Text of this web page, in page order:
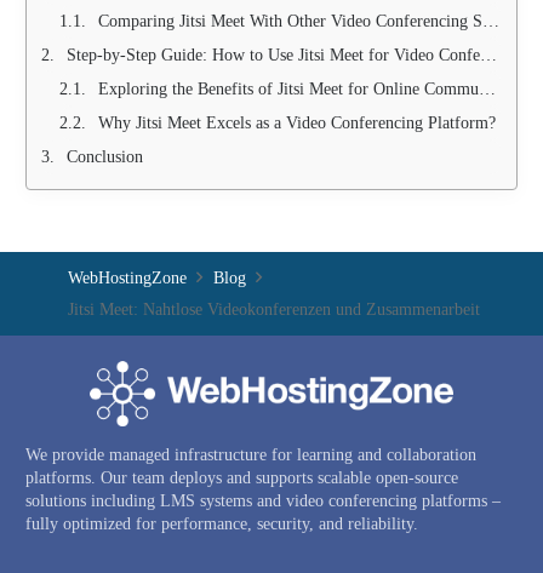
Comparing Jitsi Meet With Other Video Conferencing Solutions
Step-by-Step Guide: How to Use Jitsi Meet for Video Conferencing
Exploring the Benefits of Jitsi Meet for Online Communication
Why Jitsi Meet Excels as a Video Conferencing Platform?
Conclusion
WebHostingZone
Blog
Jitsi Meet: Nahtlose Videokonferenzen und Zusammenarbeit
We provide managed infrastructure for learning and collaboration
platforms. Our team deploys and supports scalable open-source
solutions including LMS systems and video conferencing platforms –
fully optimized for performance, security, and reliability.